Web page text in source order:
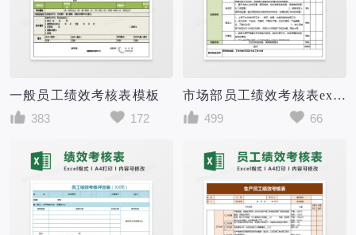
一般员工绩效考核表模板
383
172
市场部员工绩效考核表excel模板
499
66